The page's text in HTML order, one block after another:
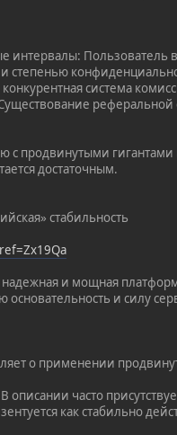
интервалы: Пользователь
степенью
конкурентная система
реферальной
с продвинутыми
достаточным.
стабильность
и мощная
и силу
о применении
описании часто
как стабильно